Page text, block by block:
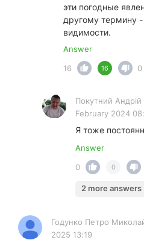
эти погодные
другому термину -
видимости.
Answer
16
16 0
Покутний
February 2024
Я тоже
Answer
0
0
2 more answers
Годунко Петро
2025 13:19